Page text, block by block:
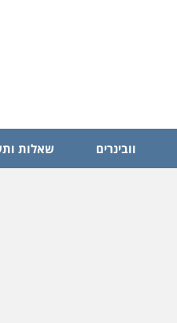
וובינרים שאלות